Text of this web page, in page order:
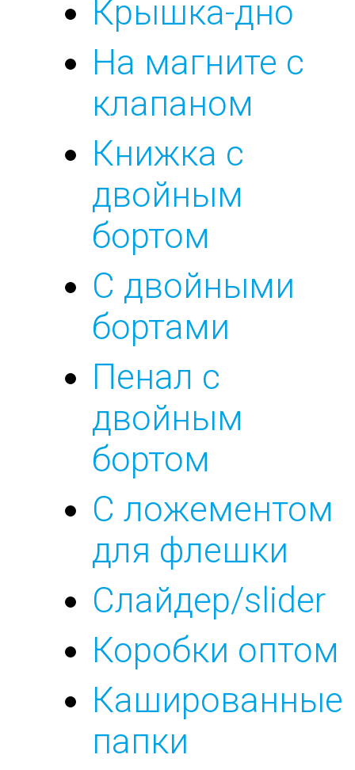
Крышка-дно
На магните с
клапаном
Книжка с
двойным
бортом
С двойными
бортами
Пенал с
двойным
бортом
С ложементом
для флешки
Слайдер/slider
Коробки оптом
Кашированные
папки